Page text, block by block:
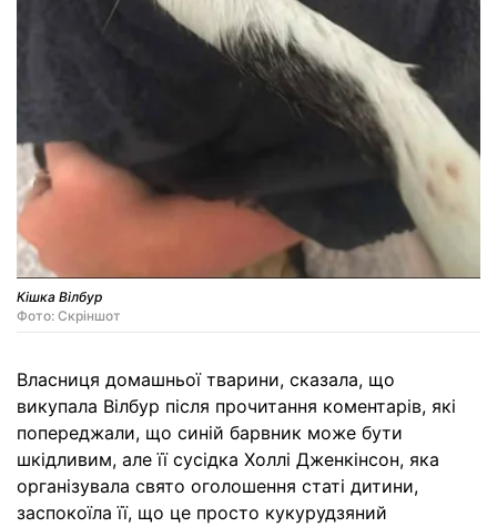
Кішка Вілбур
Фото: Скріншот
Власниця домашньої тварини, сказала, що
викупала Вілбур після прочитання коментарів, які
попереджали, що синій барвник може бути
шкідливим, але її сусідка Холлі Дженкінсон, яка
організувала свято оголошення статі дитини,
заспокоїла її, що це просто кукурудзяний